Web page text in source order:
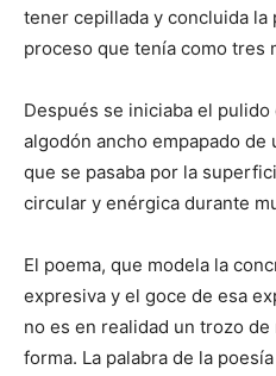
tener cepillada y concluida la
proceso que tenía como tres
Después se iniciaba el
algodón ancho empapado
que se pasaba por la
circular y enérgica durante
El poema, que modela la
expresiva y el goce de esa
no es en realidad un trozo
forma. La palabra de la